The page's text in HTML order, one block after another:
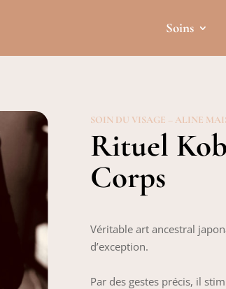
Soins
SOIN DU VISAGE – ALINE
Rituel
Corps
Véritable art ancestral
d’exception.
Par des gestes précis, il